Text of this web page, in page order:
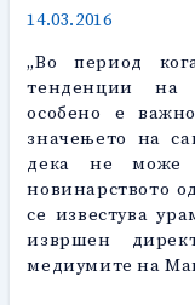
14.03.2016
„Во период
тенденции на
особено е
значењето на
дека не може
новинарството
се известува
извршен
медиумите на